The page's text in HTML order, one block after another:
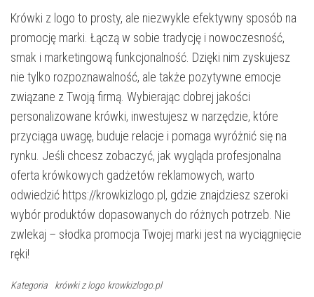
Krówki z logo to prosty, ale niezwykle efektywny sposób na
promocję marki. Łączą w sobie tradycję i nowoczesność,
smak i marketingową funkcjonalność. Dzięki nim zyskujesz
nie tylko rozpoznawalność, ale także pozytywne emocje
związane z Twoją firmą. Wybierając dobrej jakości
personalizowane krówki, inwestujesz w narzędzie, które
przyciąga uwagę, buduje relacje i pomaga wyróżnić się na
rynku. Jeśli chcesz zobaczyć, jak wygląda profesjonalna
oferta krówkowych gadżetów reklamowych, warto
odwiedzić https://krowkizlogo.pl, gdzie znajdziesz szeroki
wybór produktów dopasowanych do różnych potrzeb. Nie
zwlekaj – słodka promocja Twojej marki jest na wyciągnięcie
ręki!
Kategoria krówki z logo krowkizlogo.pl